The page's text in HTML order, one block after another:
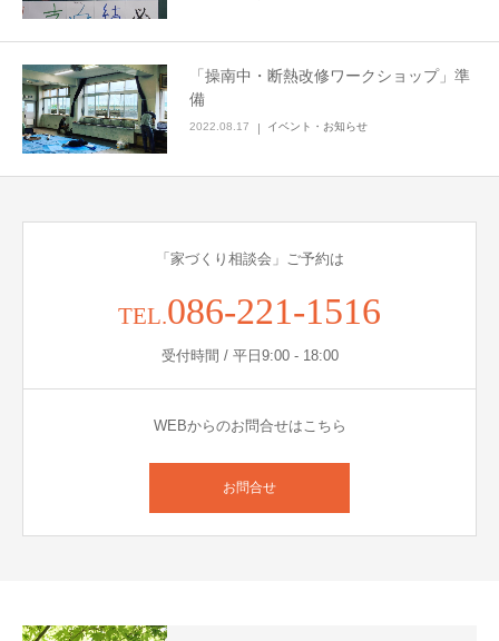
「操南中・断熱改修ワークショップ」準
備
2022.08.17 イベント・お知らせ
「家づくり相談会」ご予約は
TEL.086-221-1516
受付時間 / 平日9:00 - 18:00
WEBからのお問合せはこちら
お問合せ